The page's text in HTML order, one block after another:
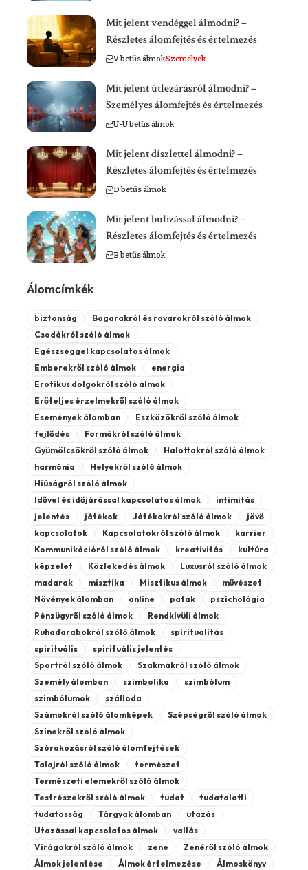
Mit jelent vendéggel álmodni? –
Részletes álomfejtés és értelmezés
V betűs álmokSzemélyek
Mit jelent útlezárásról álmodni? –
Személyes álomfejtés és értelmezés
U-Ü betűs álmok
Mit jelent díszlettel álmodni? –
Részletes álomfejtés és értelmezés
D betűs álmok
Mit jelent bulizással álmodni? –
Részletes álomfejtés és értelmezés
B betűs álmok
Álomcímkék
biztonság
Bogarakról és rovarokról szóló álmok
Csodákról szóló álmok
Egészséggel kapcsolatos álmok
Emberekről szóló álmok
energia
Erotikus dolgokról szóló álmok
Erőteljes érzelmekről szóló álmok
Események álomban
Eszközökről szóló álmok
fejlődés
Formákról szóló álmok
Gyümölcsökről szóló álmok
Halottakról szóló álmok
harmónia
Helyekről szóló álmok
Hiúságról szóló álmok
Idővel és időjárással kapcsolatos álmok
intimitás
jelentés
játékok Játékokról szóló álmok
jövő
kapcsolatok
Kapcsolatokról szóló álmok
karrier
Kommunikációról szóló álmok
kreativitás
kultúra
képzelet
Közlekedés álmok
Luxusról szóló álmok
madarak
misztika Misztikus álmok
művészet
Növények álomban
online patak
pszichológia
Pénzügyről szóló álmok
Rendkívüli álmok
Ruhadarabokról szóló álmok
spiritualitás
spirituális
spirituális jelentés
Sportról szóló álmok
Szakmákról szóló álmok
Személy álomban
szimbolika
szimbólum
szimbólumok
szálloda
Számokról szóló álomképek
Szépségről szóló álmok
Színekről szóló álmok
Szórakozásról szóló álomfejtések
Talajról szóló álmok
természet
Természeti elemekről szóló álmok
Testrészekről szóló álmok
tudat
tudatalatti
tudatosság
Tárgyak álomban
utazás
Utazással kapcsolatos álmok
vallás
Virágokról szóló álmok
zene
Zenéről szóló álmok
Álmok jelentése
Álmok értelmezése
Álmoskönyv